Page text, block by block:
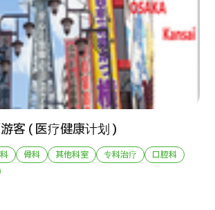
客 ( 医疗健康计划 )
骨科 其他科室 专科治疗
口腔科